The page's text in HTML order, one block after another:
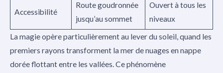
Accessibilité
Route goudronnée
jusqu’au sommet
Ouvert à tous les
niveaux
La magie opère particulièrement au lever du soleil, quand les
premiers rayons transforment la mer de nuages en nappe
dorée flottant entre les vallées. Ce phénomène